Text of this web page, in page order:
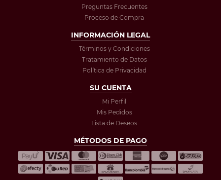
Preguntas Frecuentes
Proceso de Compra
INFORMACIÓN LEGAL
Términos y Condiciones
Tratamiento de Datos
Política de Privacidad
SU CUENTA
Mi Perfil
Mis Pedidos
Lista de Deseos
MÉTODOS DE PAGO